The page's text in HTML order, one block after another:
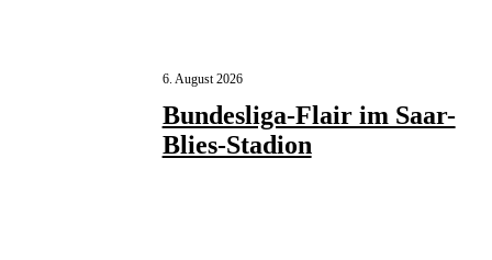
6. August 2026
Bundesliga-Flair im Saar-
Blies-Stadion